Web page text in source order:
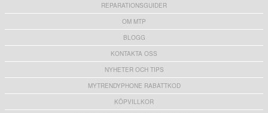
REPARATIONSGUIDER
OM MTP
BLOGG
KONTAKTA OSS
NYHETER OCH TIPS
MYTRENDYPHONE RABATTKOD
KÖPVILLKOR